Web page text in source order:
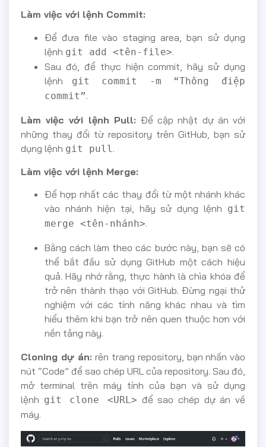
Làm việc với lệnh Commit:
Để đưa file vào staging area, bạn sử dụng
lệnh git add <tên-file>.
Sau đó, để thực hiện commit, hãy sử dụng
lệnh git commit -m “Thông điệp
commit”.
Làm việc với lệnh Pull: Để cập nhật dự án với
những thay đổi từ repository trên GitHub, bạn sử
dụng lệnh git pull .
Làm việc với lệnh Merge:
Để hợp nhất các thay đổi từ một nhánh khác
vào nhánh hiện tại, hãy sử dụng lệnh git
merge <tên-nhánh>.
Bằng cách làm theo các bước này, bạn sẽ có
thể bắt đầu sử dụng GitHub một cách hiệu
quả. Hãy nhớ rằng, thực hành là chìa khóa để
trở nên thành thạo với GitHub. Đừng ngại thử
nghiệm với các tính năng khác nhau và tìm
hiểu thêm khi bạn trở nên quen thuộc hơn với
nền tảng này.
Cloning dự án:rên trang repository, bạn nhấn vào
nút “Code” để sao chép URL của repository. Sau đó,
mở terminal trên máy tính của bạn và sử dụng
lệnh git clone <URL> để sao chép dự án về
máy.